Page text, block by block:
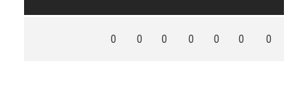
0 0 0 0 0 0 0